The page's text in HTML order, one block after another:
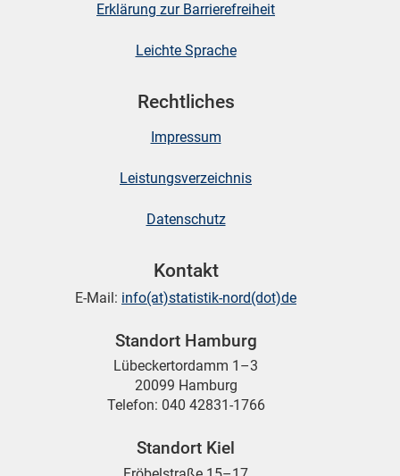
Erklärung zur Barrierefreiheit
Leichte Sprache
Rechtliches
Impressum
Leistungsverzeichnis
Datenschutz
Kontakt
E-Mail: info(at)statistik-nord(dot)de
Standort Hamburg
Lübeckertordamm 1–3
20099 Hamburg
Telefon: 040 42831-1766
Standort Kiel